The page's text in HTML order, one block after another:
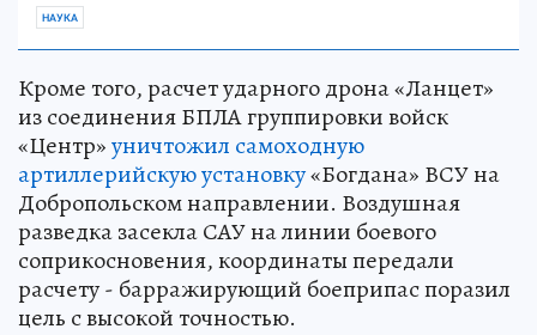
НАУКА
Кроме того, расчет ударного дрона «Ланцет»
из соединения БПЛА группировки войск
«Центр»уничтожил самоходную
артиллерийскую установку«Богдана» ВСУ на
Добропольском направлении. Воздушная
разведка засекла САУ на линии боевого
соприкосновения, координаты передали
расчету - барражирующий боеприпас поразил
цель с высокой точностью.